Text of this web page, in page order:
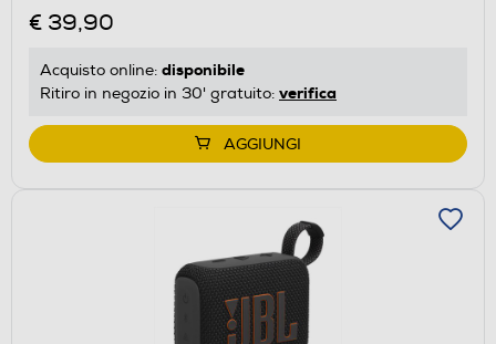
€ 39,90
Acquisto online: disponibile
Ritiro in negozio in 30' gratuito: verifica
AGGIUNGI